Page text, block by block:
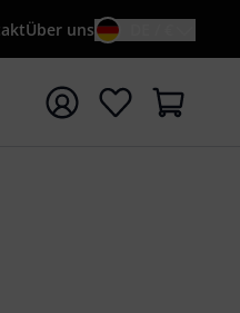
Über uns